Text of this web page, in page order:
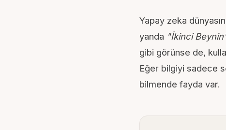
Yapay zeka
yanda "İkinci
gibi görünse de,
Eğer bilgiyi sadece
bilmende fayda var.